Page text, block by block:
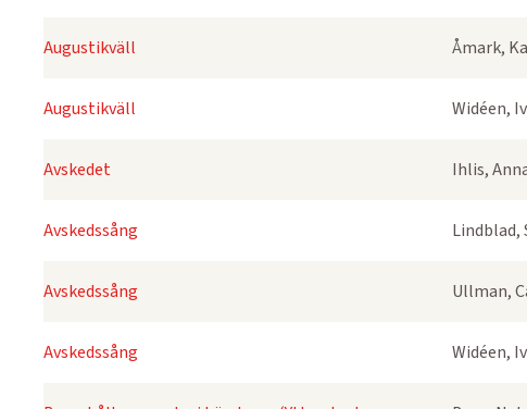
Augustikväll Åmark,
Augustikväll Widéen,
Avskedet Ihlis,
Avskedssång Lindblad,
Avskedssång Ullman,
Avskedssång Widéen,